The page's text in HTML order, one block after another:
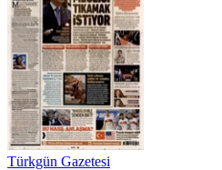
Türkgün Gazetesi